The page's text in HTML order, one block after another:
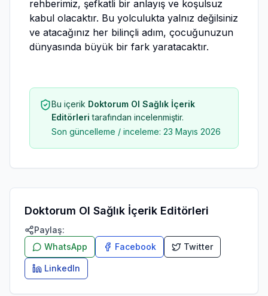
rehberimiz, şefkatli bir anlayış ve koşulsuz
kabul olacaktır. Bu yolculukta yalnız değilsiniz
ve atacağınız her bilinçli adım, çocuğunuzun
dünyasında büyük bir fark yaratacaktır.
Bu içerik Doktorum Ol Sağlık İçerik
Editörleri tarafından incelenmiştir.
Son güncelleme / inceleme: 23 Mayıs 2026
Doktorum Ol Sağlık İçerik Editörleri
Paylaş:
WhatsApp
Facebook Twitter
LinkedIn